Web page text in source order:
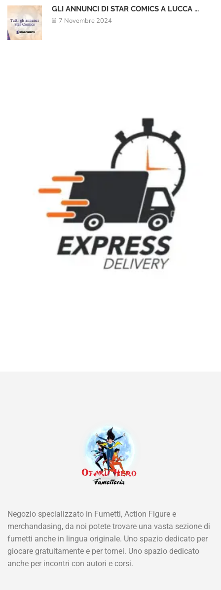
GLI ANNUNCI DI STAR COMICS A LUCCA ...
7 Novembre 2024
Negozio specializzato in Fumetti, Action Figure e
merchandasing, da noi potete trovare una vasta sezione di
fumetti anche in lingua originale. Uno spazio dedicato per
giocare gratuitamente e per tornei. Uno spazio dedicato
anche per incontri con autori e corsi.